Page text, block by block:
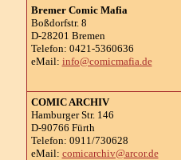
Bremer Comic Mafia
Boßdorfstr. 8
D-28201 Bremen
Telefon: 0421-5360636
eMail: info@comicmafia.de
COMIC ARCHIV
Hamburger Str. 146
D-90766 Fürth
Telefon: 0911/730628
eMail: comicarchiv@arcor.de